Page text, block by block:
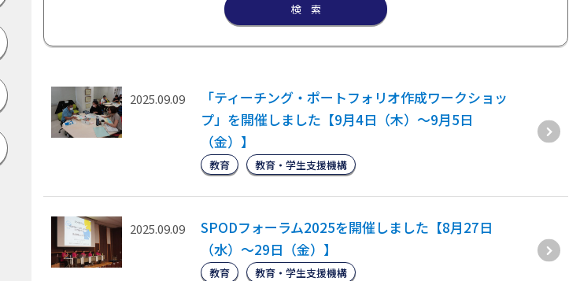
検 索
2025.09.09
「ティーチング・ポートフォリオ作成ワークショッ
プ」を開催しました【9月4日（木）～9月5日
（金）】
教育 教育・学生支援機構
2025.09.09
SPODフォーラム2025を開催しました【8月27日
（水）～29日（金）】
教育 教育・学生支援機構